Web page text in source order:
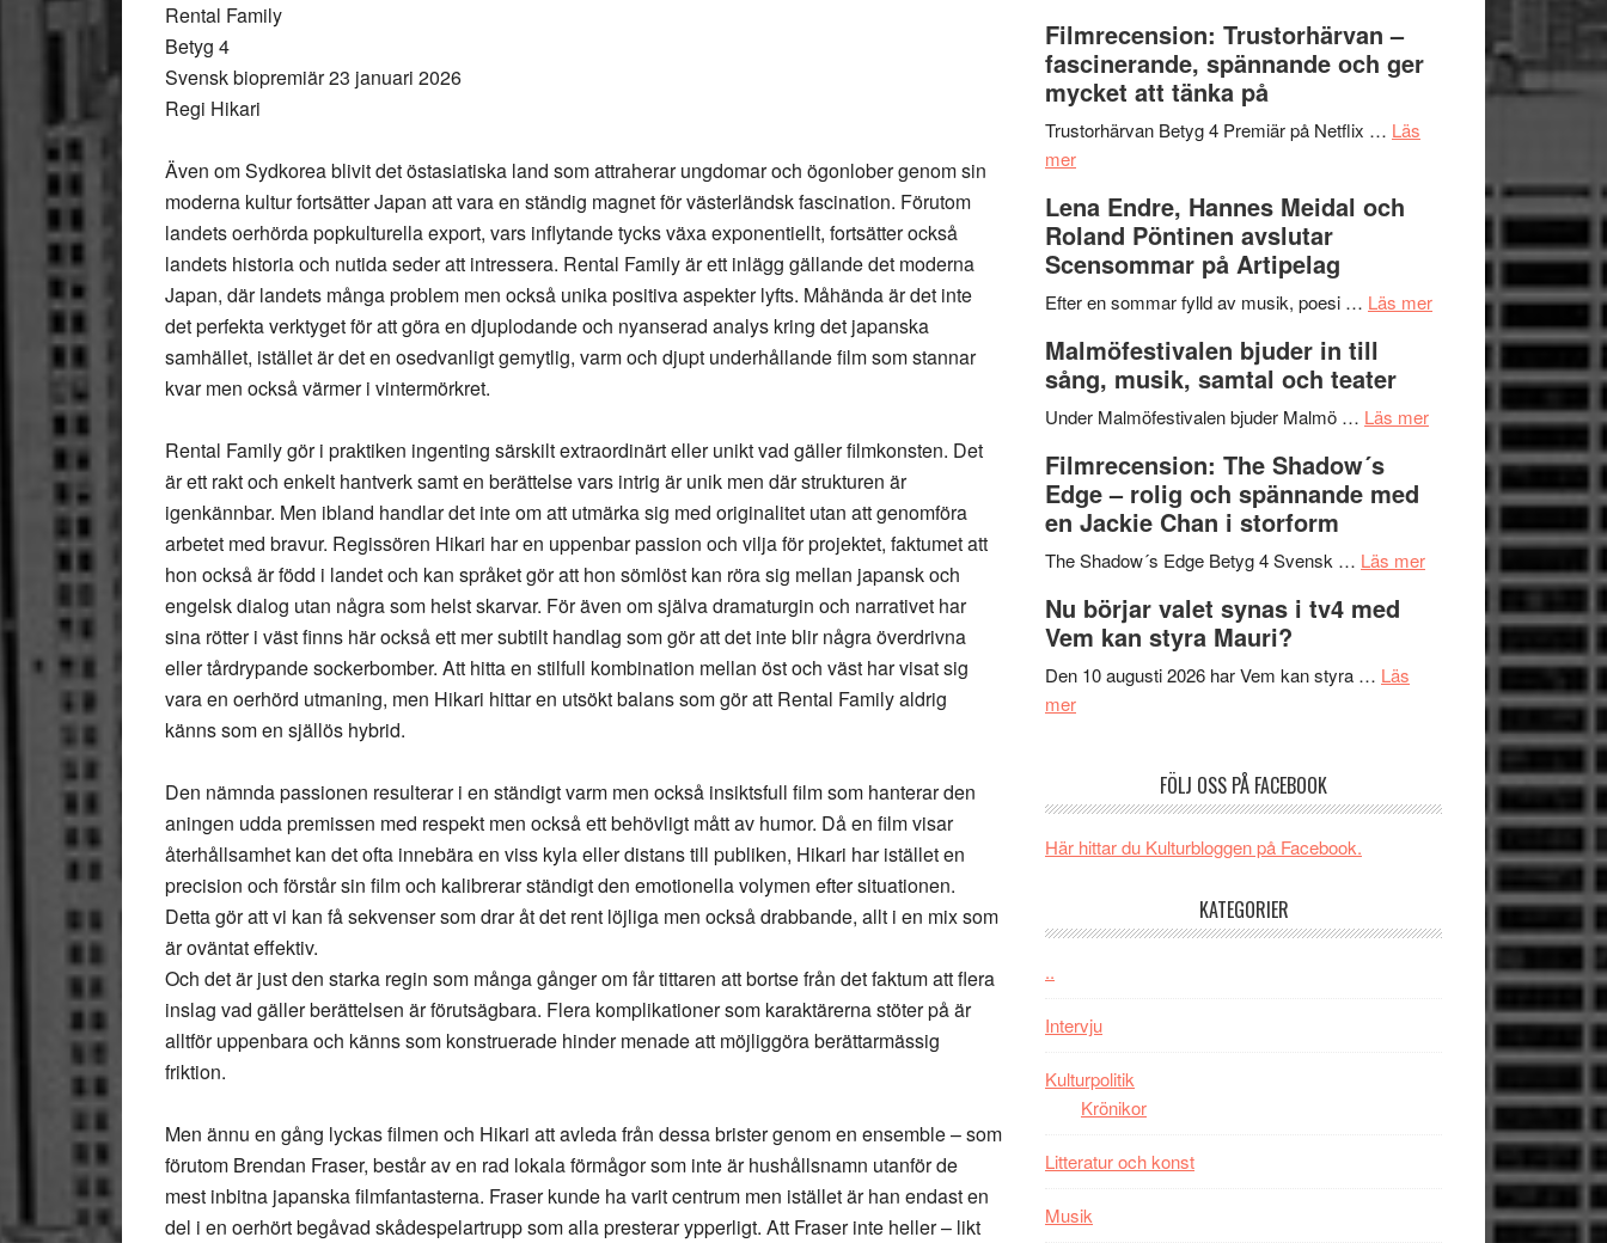
Rental Family
Betyg 4
Svensk biopremiär 23 januari 2026
Regi Hikari
Även om Sydkorea blivit det östasiatiska land som attraherar ungdomar och ögonlober genom sin
moderna kultur fortsätter Japan att vara en ständig magnet för västerländsk fascination. Förutom
landets oerhörda popkulturella export, vars inflytande tycks växa exponentiellt, fortsätter också
landets historia och nutida seder att intressera. Rental Family är ett inlägg gällande det moderna
Japan, där landets många problem men också unika positiva aspekter lyfts. Måhända är det inte
det perfekta verktyget för att göra en djuplodande och nyanserad analys kring det japanska
samhället, istället är det en osedvanligt gemytlig, varm och djupt underhållande film som stannar
kvar men också värmer i vintermörkret.
Rental Family gör i praktiken ingenting särskilt extraordinärt eller unikt vad gäller filmkonsten. Det
är ett rakt och enkelt hantverk samt en berättelse vars intrig är unik men där strukturen är
igenkännbar. Men ibland handlar det inte om att utmärka sig med originalitet utan att genomföra
arbetet med bravur. Regissören Hikari har en uppenbar passion och vilja för projektet, faktumet att
hon också är född i landet och kan språket gör att hon sömlöst kan röra sig mellan japansk och
engelsk dialog utan några som helst skarvar. För även om själva dramaturgin och narrativet har
sina rötter i väst finns här också ett mer subtilt handlag som gör att det inte blir några överdrivna
eller tårdrypande sockerbomber. Att hitta en stilfull kombination mellan öst och väst har visat sig
vara en oerhörd utmaning, men Hikari hittar en utsökt balans som gör att Rental Family aldrig
känns som en själlös hybrid.
Den nämnda passionen resulterar i en ständigt varm men också insiktsfull film som hanterar den
aningen udda premissen med respekt men också ett behövligt mått av humor. Då en film visar
återhållsamhet kan det ofta innebära en viss kyla eller distans till publiken, Hikari har istället en
precision och förstår sin film och kalibrerar ständigt den emotionella volymen efter situationen.
Detta gör att vi kan få sekvenser som drar åt det rent löjliga men också drabbande, allt i en mix som
är oväntat effektiv.
Och det är just den starka regin som många gånger om får tittaren att bortse från det faktum att flera
inslag vad gäller berättelsen är förutsägbara. Flera komplikationer som karaktärerna stöter på är
alltför uppenbara och känns som konstruerade hinder menade att möjliggöra berättarmässig
friktion.
Men ännu en gång lyckas filmen och Hikari att avleda från dessa brister genom en ensemble – som
förutom Brendan Fraser, består av en rad lokala förmågor som inte är hushållsnamn utanför de
mest inbitna japanska filmfantasterna. Fraser kunde ha varit centrum men istället är han endast en
del i en oerhört begåvad skådespelartrupp som alla presterar ypperligt. Att Fraser inte heller – likt
Scully
humoristisk
och
hjärtevarm
Festival
genrens
vidsträckta
Filmrecension: Trustorhärvan –
fascinerande, spännande och ger
mycket att tänka på
Trustorhärvan Betyg 4 Premiär på Netflix … Läs
merom
Trustorhärvan
–
fascinerande,
spännande
ger
mycket
att
på
Lena Endre, Hannes Meidal och
Roland Pöntinen avslutar
Scensommar på Artipelag
Efter en sommar fylld av musik, poesi … Läs merom
Hannes
Roland
Pöntinen
avslutar
Artipelag
Malmöfestivalen bjuder in till
sång, musik, samtal och teater
Under Malmöfestivalen bjuder Malmö … Läs merom
Malmöfestivalen
Filmrecension: The Shadow´s
Edge – rolig och spännande med
en Jackie Chan i storform
The Shadow´s Edge Betyg 4 Svensk … Läs merom
Filmrecension:
Shadow
spännande
Chan
storform
Nu börjar valet synas i tv4 med
Vem kan styra Mauri?
Den 10 augusti 2026 har Vem kan styra … Läs
merom
synas
Vem
Mauri?
FÖLJ OSS PÅ FACEBOOK
Här hittar du Kulturbloggen på Facebook.
KATEGORIER
..
Intervju
Kulturpolitik
Krönikor
Litteratur och konst
Musik